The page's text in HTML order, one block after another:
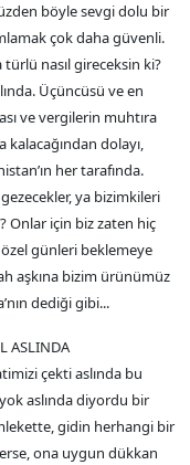
böyle sevgi dolu bir
çok daha güvenli.
nasıl gireceksin ki?
Üçüncüsü ve en
ve vergilerin muhtıra
dolayı,
her tarafında.
ya bizimkileri
Onlar için biz zaten hiç
günleri beklemeye
aşkına bizim ürünümüz
dediği gibi...
ASLINDA
çekti aslında bu
aslında diyordu bir
gidin herhangi bir
ona uygun dükkan